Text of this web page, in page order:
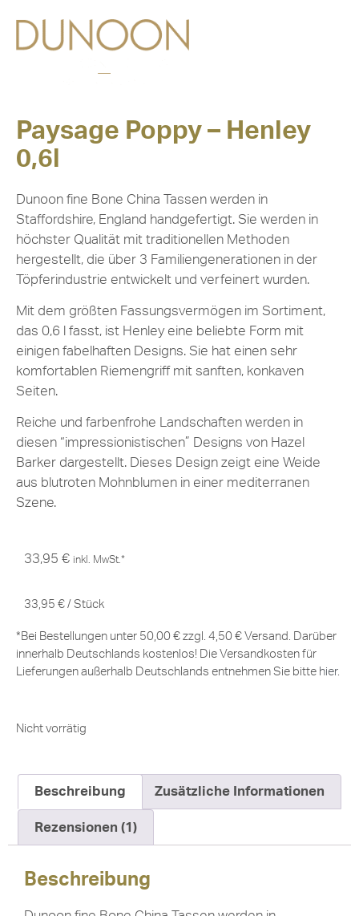
Paysage Poppy – Henley
0,6l
Dunoon fine Bone China Tassen werden in
Staffordshire, England handgefertigt. Sie werden in
höchster Qualität mit traditionellen Methoden
hergestellt, die über 3 Familiengenerationen in der
Töpferindustrie entwickelt und verfeinert wurden.
Mit dem größten Fassungsvermögen im Sortiment,
das 0,6 l fasst, ist Henley eine beliebte Form mit
einigen fabelhaften Designs. Sie hat einen sehr
komfortablen Riemengriff mit sanften, konkaven
Seiten.
Reiche und farbenfrohe Landschaften werden in
diesen “impressionistischen” Designs von Hazel
Barker dargestellt. Dieses Design zeigt eine Weide
aus blutroten Mohnblumen in einer mediterranen
Szene.
33,95 € inkl. MwSt.*
33,95 € / Stück
*Bei Bestellungen unter 50,00 € zzgl. 4,50 € Versand. Darüber
innerhalb Deutschlands kostenlos! Die Versandkosten für
Lieferungen außerhalb Deutschlands entnehmen Sie bitte hier.
Nicht vorrätig
Beschreibung Zusätzliche Informationen
Rezensionen (1)
Beschreibung